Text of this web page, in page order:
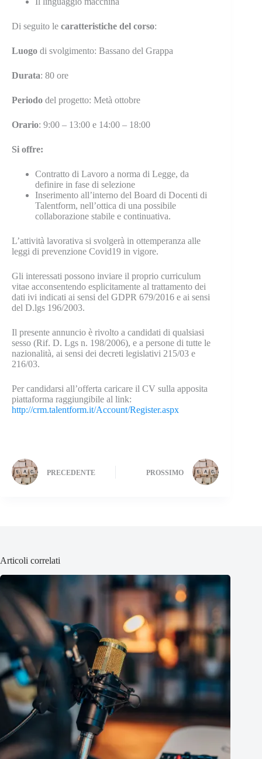
Di seguito le caratteristiche del corso:
Luogo di svolgimento: Bassano del Grappa
Durata: 80 ore
Periodo del progetto: Metà ottobre
Orario: 9:00 – 13:00 e 14:00 – 18:00
Si offre:
Contratto di Lavoro a norma di Legge, da
definire in fase di selezione
Inserimento all’interno del Board di Docenti di
Talentform, nell’ottica di una possibile
collaborazione stabile e continuativa.
L’attività lavorativa si svolgerà in ottemperanza alle
leggi di prevenzione Covid19 in vigore.
Gli interessati possono inviare il proprio curriculum
vitae acconsentendo esplicitamente al trattamento dei
dati ivi indicati ai sensi del GDPR 679/2016 e ai sensi
del D.lgs 196/2003.
Il presente annuncio è rivolto a candidati di qualsiasi
sesso (Rif. D. Lgs n. 198/2006), e a persone di tutte le
nazionalità, ai sensi dei decreti legislativi 215/03 e
216/03.
Per candidarsi all’offerta caricare il CV sulla apposita
piattaforma raggiungibile al link:
http://crm.talentform.it/Account/Register.aspx
PRECEDENTE PROSSIMO
Articoli correlati